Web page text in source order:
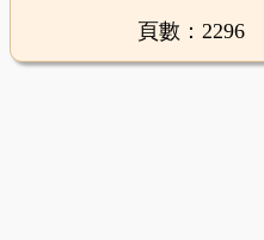
頁數：2296